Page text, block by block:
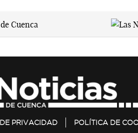
PRIVACIDAD POLÍTICA DE